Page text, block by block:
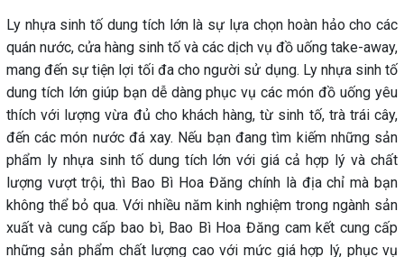
Ly nhựa sinh tố dung tích lớn là sự lựa chọn hoàn hảo cho các
quán nước, cửa hàng sinh tố và các dịch vụ đồ uống take-away,
mang đến sự tiện lợi tối đa cho người sử dụng. Ly nhựa sinh tố
dung tích lớn giúp bạn dễ dàng phục vụ các món đồ uống yêu
thích với lượng vừa đủ cho khách hàng, từ sinh tố, trà trái cây,
đến các món nước đá xay. Nếu bạn đang tìm kiếm những sản
phẩm ly nhựa sinh tố dung tích lớn với giá cả hợp lý và chất
lượng vượt trội, thì Bao Bì Hoa Đăng chính là địa chỉ mà bạn
không thể bỏ qua. Với nhiều năm kinh nghiệm trong ngành sản
xuất và cung cấp bao bì, Bao Bì Hoa Đăng cam kết cung cấp
những sản phẩm chất lượng cao với mức giá hợp lý, phục vụ